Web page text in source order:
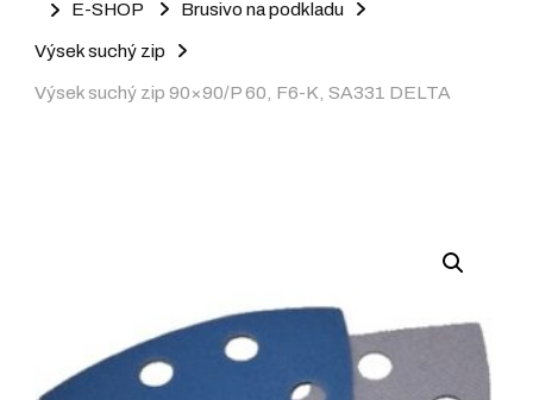
E-SHOP Brusivo na podkladu
Výsek suchý zip
Výsek suchý zip 90×90/P 60, F6-K, SA331 DELTA